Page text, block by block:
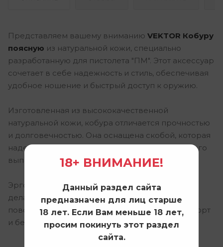
Представляем вашему вниманию VEKTOR Кобуру
поясную из натуральной кожи, специально
разработанную для пистолета "ПМ". Этот аксессуар
сочетает в себе надежность и стиль, обеспечивая
удобное ношение и быстрый доступ к оружию.
Изготовленная из высококачественной
натуральной кожи, кобура отличается прочностью
и долговечностью. Она оснащена скобой, которая
надежно фиксирует пистолет, предотвращая его
выпадение даже при активных движениях.
Эргономичный дизайн и компактные размеры
делают эту кобуру идеальным выбором для
повседневного использования. Оцените комфорт
и безопасность с VEKTOR.
18+ ВНИМАНИЕ!
Данный раздел сайта
предназначен для лиц старше
18 лет. Если Вам меньше 18 лет,
просим покинуть этот раздел
сайта.